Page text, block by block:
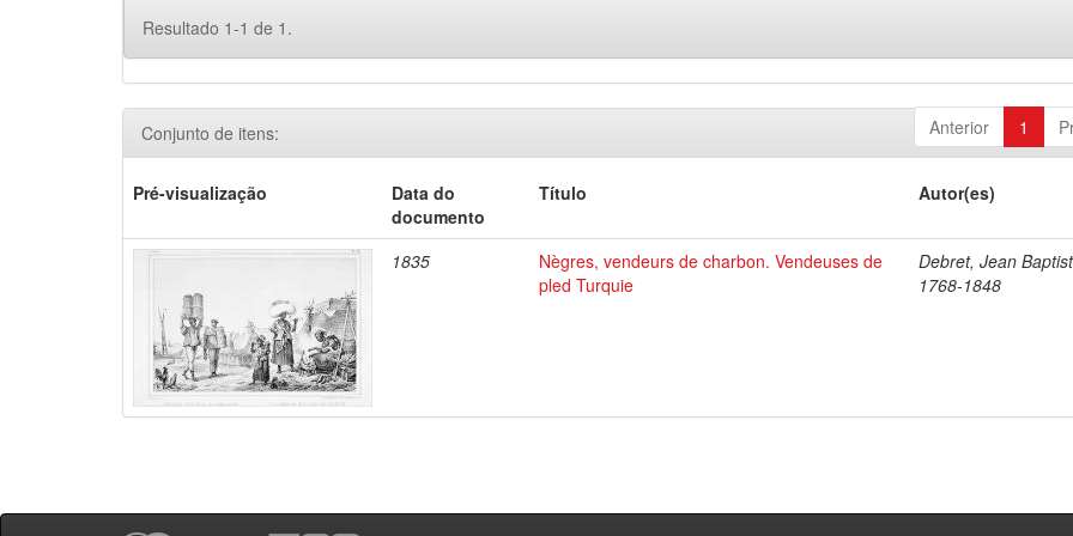
Resultado 1-1 de 1.
Anterior 1
Conjunto de itens:
Pré-visualização
Data do
documento
Título Autor(es)
1835
Nègres, vendeurs de charbon. Vendeuses de
pled Turquie
Debret, Jean
1768-1848